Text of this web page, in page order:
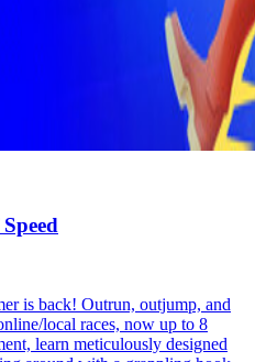
is back! Outrun, outjump, and
local races, now up to 8
learn meticulously designed